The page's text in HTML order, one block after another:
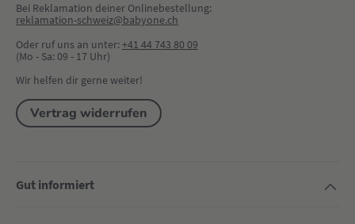
Bei Reklamation deiner Onlinebestellung:
reklamation-schweiz@babyone.ch
Oder ruf uns an unter:+41 44 743 80 09
(Mo - Sa: 09 - 17 Uhr)
Wir helfen dir gerne weiter!
Vertrag widerrufen
Gut informiert